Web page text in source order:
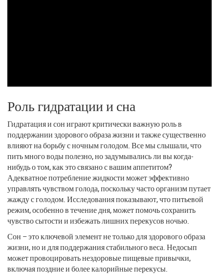
Роль гидратации и сна
Гидратация и сон играют критически важную роль в
поддержании здорового образа жизни и также существенно
влияют на борьбу с ночным голодом. Все мы слышали, что
пить много воды полезно, но задумывались ли вы когда-
нибудь о том, как это связано с вашим аппетитом?
Адекватное потребление жидкости может эффективно
управлять чувством голода, поскольку часто организм путает
жажду с голодом. Исследования показывают, что питьевой
режим, особенно в течение дня, может помочь сохранить
чувство сытости и избежать лишних перекусов ночью.
Сон – это ключевой элемент не только для здорового образа
жизни, но и для поддержания стабильного веса. Недосып
может провоцировать нездоровые пищевые привычки,
включая поздние и более калорийные перекусы.